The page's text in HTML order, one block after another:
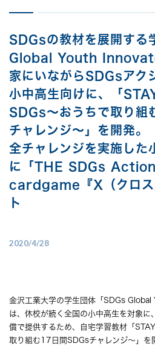
SDGsの教材を展開する
Global Youth
家にいながらSDGsアク
小中高生向けに、「
SDGs～おうちで取り
チャレンジ～」を開発。
全チャレンジを実施した
に「THE SDGs Action
cardgame『X（クロス
ト
2020/4/28
金沢工業大学の学生団体「SDGs
は、休校が続く全国の小中高生を対象
償で提供するため、自宅学習教材「
取り組む17日間SDGsチャレンジ～」を